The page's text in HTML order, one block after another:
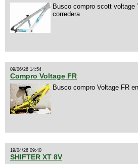
Busco compro scott voltage
corredera
09/06/26 14:54
Compro Voltage FR
Busco compro Voltage FR
19/04/26 09:40
SHIFTER XT 8V